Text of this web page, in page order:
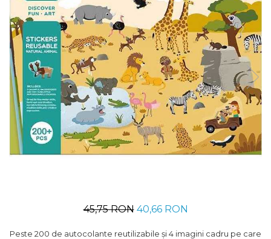
Usborne
45,75 RON 40,66 RON
Peste 200 de autocolante reutilizabile și 4 imagini cadru pe care